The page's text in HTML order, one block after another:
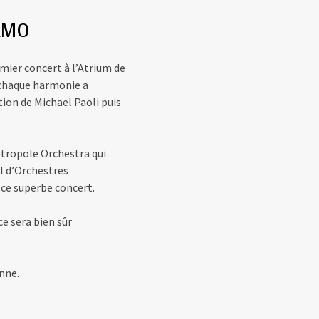
concert à l’Atrium de
harmonie a
de Michael Paoli puis
Orchestra qui
superbe concert.
sera bien sûr